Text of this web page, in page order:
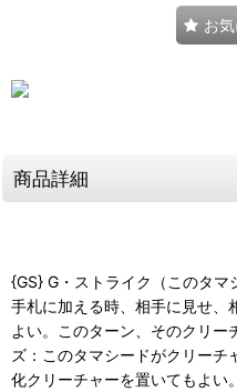
お
商品詳細
{GS} G・ストライク（このタ
手札に加える時、相手に見せ、
よい。このターン、そのクリー
ズ：このタマシードがクリーチ
化クリーチャーを置いてもよい